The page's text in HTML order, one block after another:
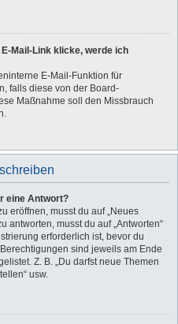
Mail-Link klicke, werde ich
E-Mail-Funktion für
falls diese von der Board-
Maßnahme soll den Missbrauch
eine Antwort?
eröffnen, musst du auf „Neues
antworten, musst du auf „Antworten“
erforderlich ist, bevor du
sind jeweils am Ende
Z. B. „Du darfst neue Themen
usw.